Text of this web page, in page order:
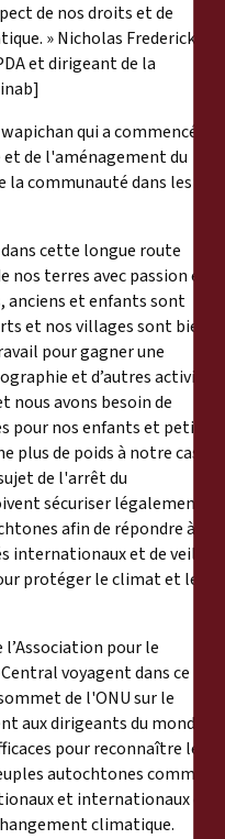
de nos droits et de
» Nicholas Fredericks,
et dirigeant de la
qui a commencé la
de l'aménagement du
communauté dans les
cette longue route
terres avec passion et
anciens et enfants sont
et nos villages sont bien
pour gagner une
et d’autres activités
nous avons besoin de
pour nos enfants et petits-
de poids à notre cas. Si
de l'arrêt du
sécuriser légalement
afin de répondre à
internationaux et de veiller
protéger le climat et les
pour le
voyagent dans ce
de l'ONU sur le
aux dirigeants du monde
pour reconnaître les
autochtones comme
et internationaux de
climatique.